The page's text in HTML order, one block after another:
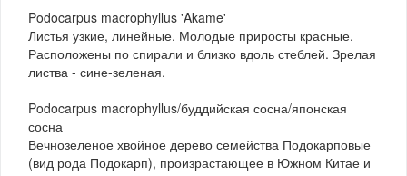
Podocarpus macrophyllus 'Akame'
Листья узкие, линейные. Молодые приросты красные.
Расположены по спирали и близко вдоль стеблей. Зрелая
листва - сине-зеленая.
Podocarpus macrophyllus/буддийская сосна/японская
сосна
Вечнозеленое хвойное дерево семейства Подокарповые
(вид рода Подокарп), произрастающее в Южном Китае и